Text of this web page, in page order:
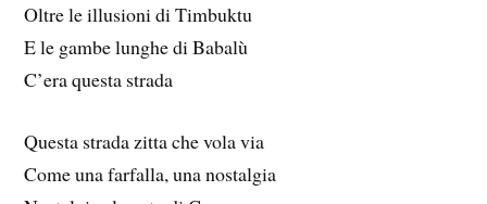
Oltre le illusioni di Timbuktu
E le gambe lunghe di Babalù
C’era questa strada
Questa strada zitta che vola via
Come una farfalla, una nostalgia